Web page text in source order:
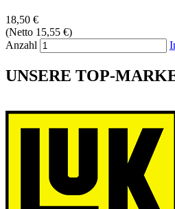
18,50 €
(Netto 15,55 €)
Anzahl
UNSERE TOP-